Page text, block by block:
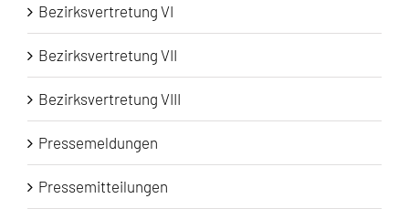
Bezirksvertretung VI
Bezirksvertretung VII
Bezirksvertretung VIII
Pressemeldungen
Pressemitteilungen